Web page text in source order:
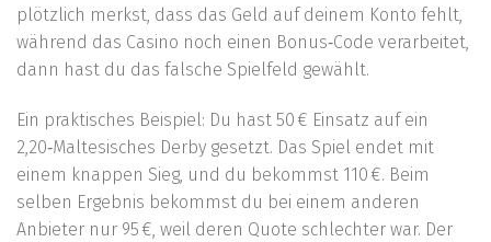
plötzlich merkst, dass das Geld auf deinem Konto fehlt,
während das Casino noch einen Bonus‑Code verarbeitet,
dann hast du das falsche Spielfeld gewählt.
Ein praktisches Beispiel: Du hast 50 € Einsatz auf ein
2,20‑Maltesisches Derby gesetzt. Das Spiel endet mit
einem knappen Sieg, und du bekommst 110 €. Beim
selben Ergebnis bekommst du bei einem anderen
Anbieter nur 95 €, weil deren Quote schlechter war. Der